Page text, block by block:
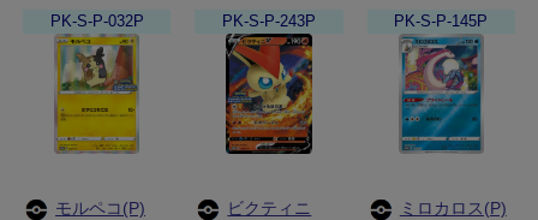
PK-S-P-032P
モルペコ(P)
PK-S-P-243P
ビクティニ
PK-S-P-145P
ミロカロス(P)